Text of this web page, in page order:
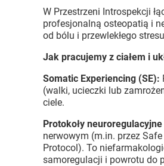
W Przestrzeni Introspekcji
profesjonalną osteopatią i
od bólu i przewlekłego
Jak pracujemy z ciałem i
Somatic Experiencing (SE):
(walki, ucieczki lub
ciele.
Protokoły neuroregulacyjne
nerwowym (m.in. przez
Protocol). To
samoregulacji i powrotu do